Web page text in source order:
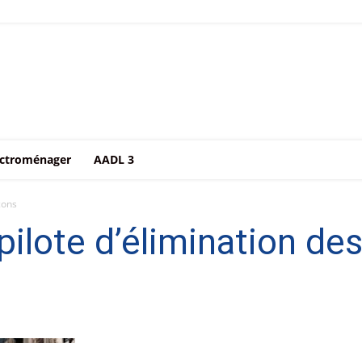
AADL 3
d’élimination des